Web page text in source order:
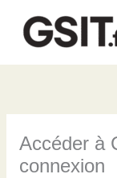
contenu
Accéder à
connexion